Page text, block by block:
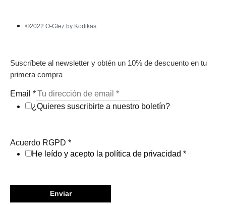
©2022 O-Glez by Kodikas
Suscríbete al newsletter y obtén un 10% de descuento en tu
primera compra
Email *
¿Quieres suscribirte a nuestro boletín?
Acuerdo RGPD *
He leído y acepto la política de privacidad *
Enviar